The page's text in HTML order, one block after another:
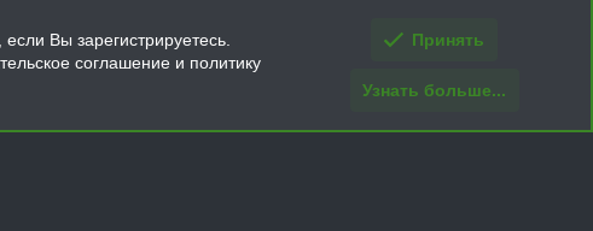
Главная
R
S
Вы зарегистрируетесь.
соглашение и политику
Принять
Узнать больше...